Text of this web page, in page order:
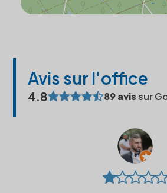
Avis sur l'office
4.8 89 avissur